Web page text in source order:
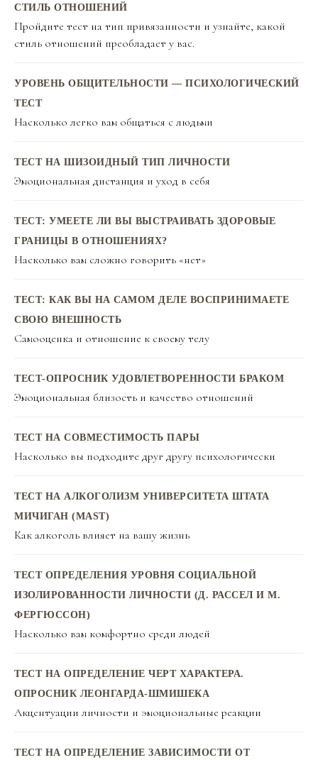
СТИЛЬ ОТНОШЕНИЙ
Пройдите тест на тип привязанности и узнайте, какой
стиль отношений преобладает у вас.
УРОВЕНЬ ОБЩИТЕЛЬНОСТИ — ПСИХОЛОГИЧЕСКИЙ
ТЕСТ
Насколько легко вам общаться с людьми
ТЕСТ НА ШИЗОИДНЫЙ ТИП ЛИЧНОСТИ
Эмоциональная дистанция и уход в себя
ТЕСТ: УМЕЕТЕ ЛИ ВЫ ВЫСТРАИВАТЬ ЗДОРОВЫЕ
ГРАНИЦЫ В ОТНОШЕНИЯХ?
Насколько вам сложно говорить «нет»
ТЕСТ: КАК ВЫ НА САМОМ ДЕЛЕ ВОСПРИНИМАЕТЕ
СВОЮ ВНЕШНОСТЬ
Самооценка и отношение к своему телу
ТЕСТ-ОПРОСНИК УДОВЛЕТВОРЕННОСТИ БРАКОМ
Эмоциональная близость и качество отношений
ТЕСТ НА СОВМЕСТИМОСТЬ ПАРЫ
Насколько вы подходите друг другу психологически
ТЕСТ НА АЛКОГОЛИЗМ УНИВЕРСИТЕТА ШТАТА
МИЧИГАН (MAST)
Как алкоголь влияет на вашу жизнь
ТЕСТ ОПРЕДЕЛЕНИЯ УРОВНЯ СОЦИАЛЬНОЙ
ИЗОЛИРОВАННОСТИ ЛИЧНОСТИ (Д. РАССЕЛ И М.
ФЕРГЮССОН)
Насколько вам комфортно среди людей
ТЕСТ НА ОПРЕДЕЛЕНИЕ ЧЕРТ ХАРАКТЕРА.
ОПРОСНИК ЛЕОНГАРДА-ШМИШЕКА
Акцентуации личности и эмоциональные реакции
ТЕСТ НА ОПРЕДЕЛЕНИЕ ЗАВИСИМОСТИ ОТ